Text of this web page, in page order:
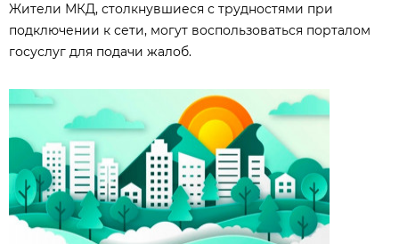
Жители МКД, столкнувшиеся с трудностями при
подключении к сети, могут воспользоваться порталом
госуслуг для подачи жалоб.